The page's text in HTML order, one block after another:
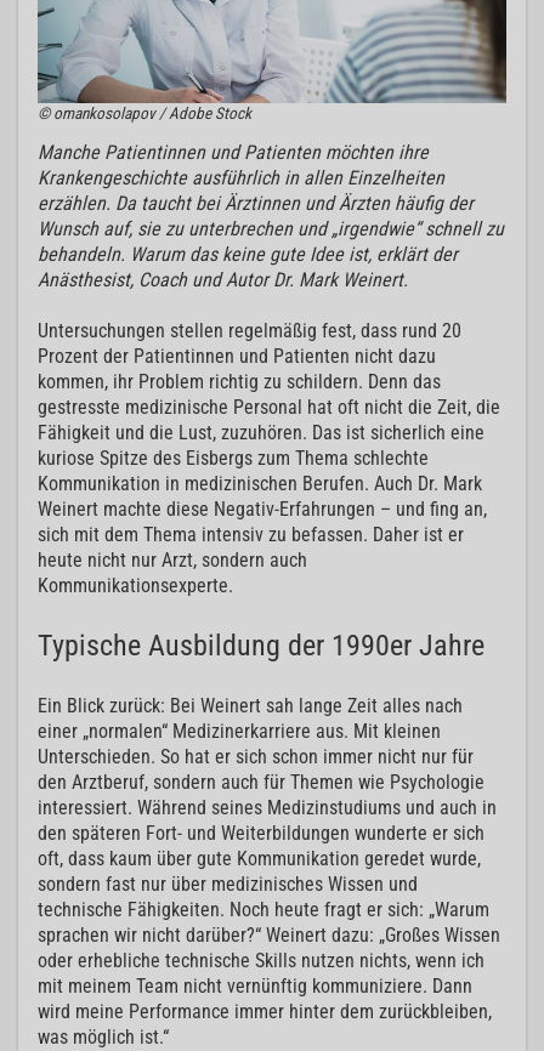
© omankosolapov / Adobe Stock
Manche Patientinnen und Patienten möchten ihre
Krankengeschichte ausführlich in allen Einzelheiten
erzählen. Da taucht bei Ärztinnen und Ärzten häufig der
Wunsch auf, sie zu unterbrechen und „irgendwie“ schnell zu
behandeln. Warum das keine gute Idee ist, erklärt der
Anästhesist, Coach und Autor Dr. Mark Weinert.
Untersuchungen stellen regelmäßig fest, dass rund 20
Prozent der Patientinnen und Patienten nicht dazu
kommen, ihr Problem richtig zu schildern. Denn das
gestresste medizinische Personal hat oft nicht die Zeit, die
Fähigkeit und die Lust, zuzuhören. Das ist sicherlich eine
kuriose Spitze des Eisbergs zum Thema schlechte
Kommunikation in medizinischen Berufen. Auch Dr. Mark
Weinert machte diese Negativ-Erfahrungen – und fing an,
sich mit dem Thema intensiv zu befassen. Daher ist er
heute nicht nur Arzt, sondern auch
Kommunikationsexperte.
Typische Ausbildung der 1990er Jahre
Ein Blick zurück: Bei Weinert sah lange Zeit alles nach
einer „normalen“ Medizinerkarriere aus. Mit kleinen
Unterschieden. So hat er sich schon immer nicht nur für
den Arztberuf, sondern auch für Themen wie Psychologie
interessiert. Während seines Medizinstudiums und auch in
den späteren Fort- und Weiterbildungen wunderte er sich
oft, dass kaum über gute Kommunikation geredet wurde,
sondern fast nur über medizinisches Wissen und
technische Fähigkeiten. Noch heute fragt er sich: „Warum
sprachen wir nicht darüber?“ Weinert dazu: „Großes Wissen
oder erhebliche technische Skills nutzen nichts, wenn ich
mit meinem Team nicht vernünftig kommuniziere. Dann
wird meine Performance immer hinter dem zurückbleiben,
was möglich ist.“